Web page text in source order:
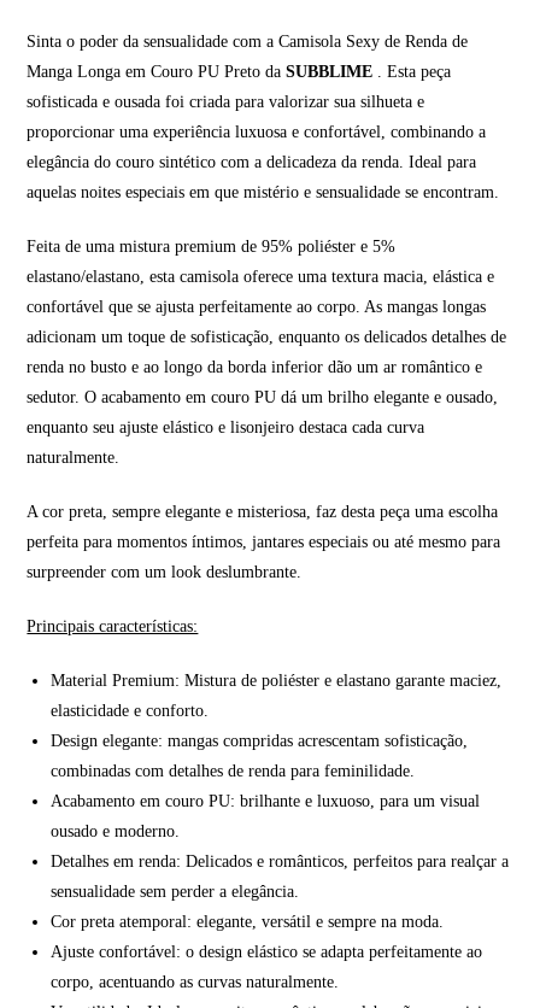
Sinta o poder da sensualidade com a Camisola Sexy de Renda de
Manga Longa em Couro PU Preto daSUBBLIME . Esta peça
sofisticada e ousada foi criada para valorizar sua silhueta e
proporcionar uma experiência luxuosa e confortável, combinando a
elegância do couro sintético com a delicadeza da renda. Ideal para
aquelas noites especiais em que mistério e sensualidade se encontram.
Feita de uma mistura premium de 95% poliéster e 5%
elastano/elastano, esta camisola oferece uma textura macia, elástica e
confortável que se ajusta perfeitamente ao corpo. As mangas longas
adicionam um toque de sofisticação, enquanto os delicados detalhes de
renda no busto e ao longo da borda inferior dão um ar romântico e
sedutor. O acabamento em couro PU dá um brilho elegante e ousado,
enquanto seu ajuste elástico e lisonjeiro destaca cada curva
naturalmente.
A cor preta, sempre elegante e misteriosa, faz desta peça uma escolha
perfeita para momentos íntimos, jantares especiais ou até mesmo para
surpreender com um look deslumbrante.
Principais características:
Material Premium: Mistura de poliéster e elastano garante maciez,
elasticidade e conforto.
Design elegante: mangas compridas acrescentam sofisticação,
combinadas com detalhes de renda para feminilidade.
Acabamento em couro PU: brilhante e luxuoso, para um visual
ousado e moderno.
Detalhes em renda: Delicados e românticos, perfeitos para realçar a
sensualidade sem perder a elegância.
Cor preta atemporal: elegante, versátil e sempre na moda.
Ajuste confortável: o design elástico se adapta perfeitamente ao
corpo, acentuando as curvas naturalmente.